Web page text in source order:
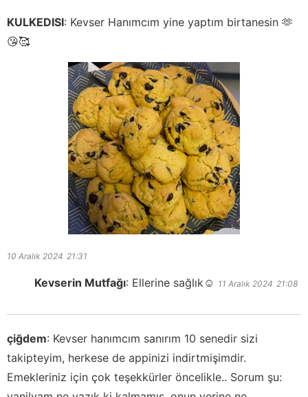
KULKEDISI: Kevser Hanımcım yine yaptım birtanesin 🫶
😘🥰
10 Aralık 2024 21:31
Kevserin Mutfağı: Ellerine sağlık☺️ 11 Aralık 2024 21:08
çiğdem: Kevser hanımcım sanırım 10 senedir sizi
takipteyim, herkese de appinizi indirtmişimdir.
Emekleriniz için çok teşekkürler öncelikle.. Sorum şu: